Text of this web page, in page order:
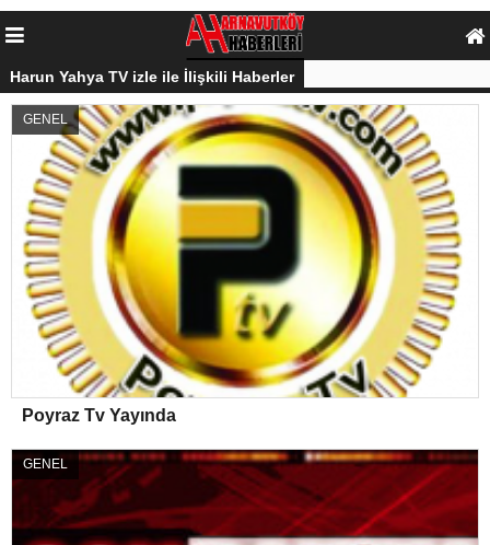
Harun Yahya TV izle ile İlişkili Haberler
GENEL
Poyraz Tv Yayında
GENEL